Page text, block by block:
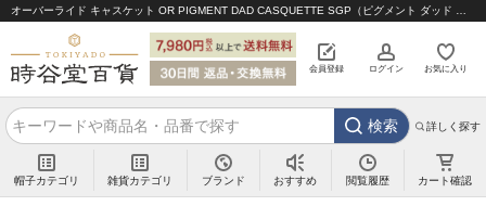
会員登録 ログイン お気に入り
検索 詳しく探す
帽子カテゴリ 雑貨カテゴリ ブランド おすすめ 閲覧履歴 カート確認